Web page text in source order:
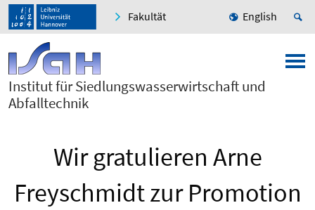
Fakultät English
Institut für Siedlungswasserwirtschaft und
Abfalltechnik
Wir gratulieren Arne
Freyschmidt zur Promotion